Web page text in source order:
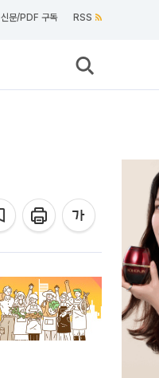
신문/PDF 구독 RSS